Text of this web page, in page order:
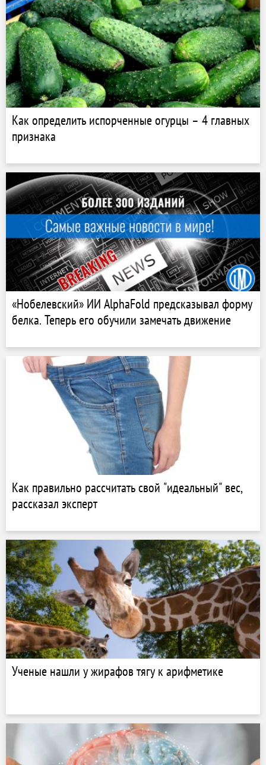
Как определить испорченные огурцы – 4 главных
признака
«Нобелевский» ИИ AlphaFold предсказывал форму
белка. Теперь его обучили замечать движение
Как правильно рассчитать свой "идеальный" вес,
рассказал эксперт
Ученые нашли у жирафов тягу к арифметике